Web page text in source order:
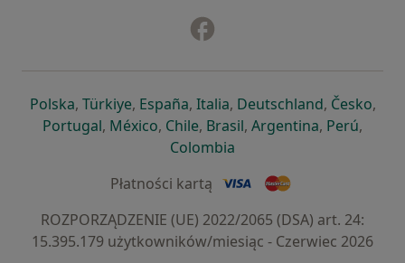
Polskaotwiera się w nowej karcie
, Türkiyeotwiera się w nowej karcie
, Españaotwiera się w nowej karcie
, Italiaotwiera się w nowej
, Deutschlandotwiera się
, Česko,
Portugalotwiera się w nowej karcie
, Méxicootwiera się w nowej karcie
, Chileotwiera się w nowej karcie
, Brasilotwiera się w nowej
, Argentinaotwiera się
, Perú,
Colombia
Płatności kartą
ROZPORZĄDZENIE (UE) 2022/2065 (DSA) art. 24:
15.395.179 użytkowników/miesiąc - Czerwiec 2026